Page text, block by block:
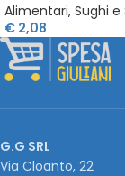
Alimentari, Sughi e
€ 2,08
G.G SRL
Via Cloanto, 22